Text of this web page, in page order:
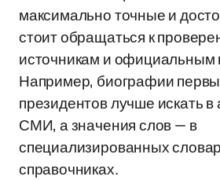
максимально точные и
стоит обращаться к
источникам и официальным
Например, биографии
президентов лучше искать
СМИ, а значения слов — в
специализированных
справочниках.